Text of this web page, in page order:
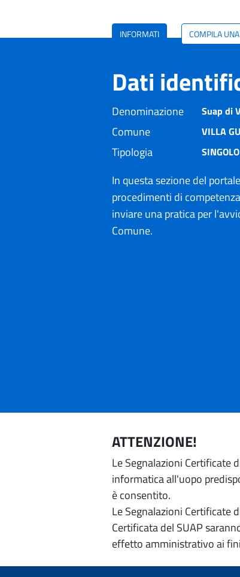
INFORMATI COMPILA
Dati
Denominazione Suap di
Comune VILLA
Tipologia SINGOLO
In questa sezione del
procedimenti di
inviare una pratica per
Comune.
ATTENZIONE!
Le Segnalazioni Certificate
informatica all'uopo
è consentito.
Le Segnalazioni Certificate
Certificata del SUAP
effetto amministrativo ai